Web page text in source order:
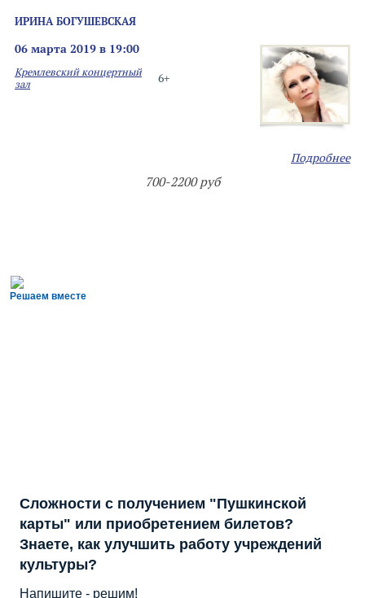
ИРИНА БОГУШЕВСКАЯ
06 марта 2019 в 19:00
6+
Кремлевский концертный
зал
Подробнее
700-2200 руб
Решаем вместе
Сложности с получением "Пушкинской
карты" или приобретением билетов?
Знаете, как улучшить работу учреждений
культуры?
Напишите - решим!